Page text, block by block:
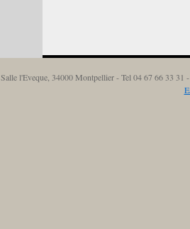
l'Eveque, 34000 Montpellier - Tel 04 67 66 33